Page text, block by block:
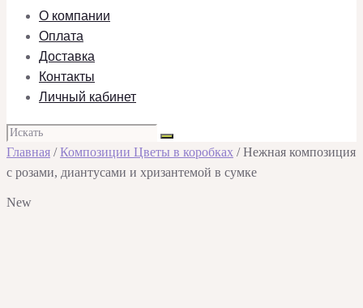
О компании
Оплата
Доставка
Контакты
Личный кабинет
Главная /Композиции Цветы в коробках / Нежная композиция
с розами, диантусами и хризантемой в сумке
New